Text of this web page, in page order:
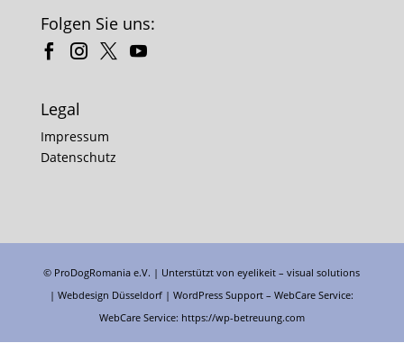
Folgen Sie uns:
Legal
Impressum
Datenschutz
© ProDogRomania e.V. | Unterstützt voneyelikeit – visual solutions
| Webdesign Düsseldorf |WordPress Support – WebCare Service:
WebCare Service: https://wp-betreuung.com